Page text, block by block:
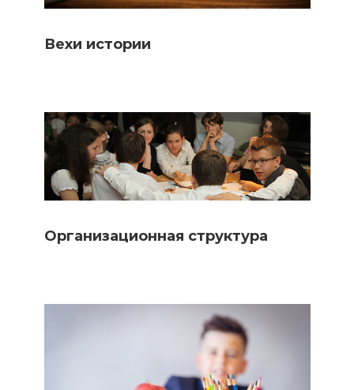
Вехи истории
Организационная структура